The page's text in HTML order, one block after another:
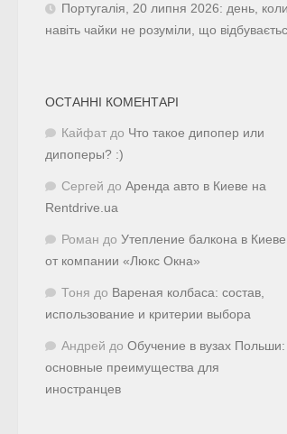
Португалія, 20 липня 2026: день, коли
навіть чайки не розуміли, що
ОСТАННІ КОМЕНТАРІ
Кайфат до Что такое дипопер или
дипоперы? :)
Сергей до Аренда авто в Киеве на
Rentdrive.ua
Роман до Утепление балкона в Киеве
от компании «Люкс Окна»
Тоня до Вареная колбаса: состав,
использование и критерии выбора
Андрей до Обучение в вузах Польши:
основные преимущества для
иностранцев